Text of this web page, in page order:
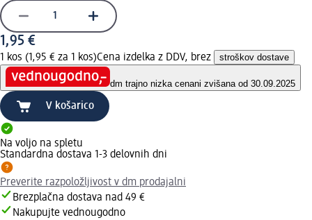
1,95 €
1 kos (1,95 € za 1 kos)Cena izdelka z DDV, brez stroškov dostave
dm trajno nizka cenani zvišana od 30.09.2025
V košarico
Na voljo na spletu
Standardna dostava 1-3 delovnih dni
Preverite razpoložljivost v dm prodajalni
Brezplačna dostava nad 49 €
Nakupujte vednougodno